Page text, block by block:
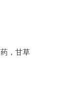
，甘草